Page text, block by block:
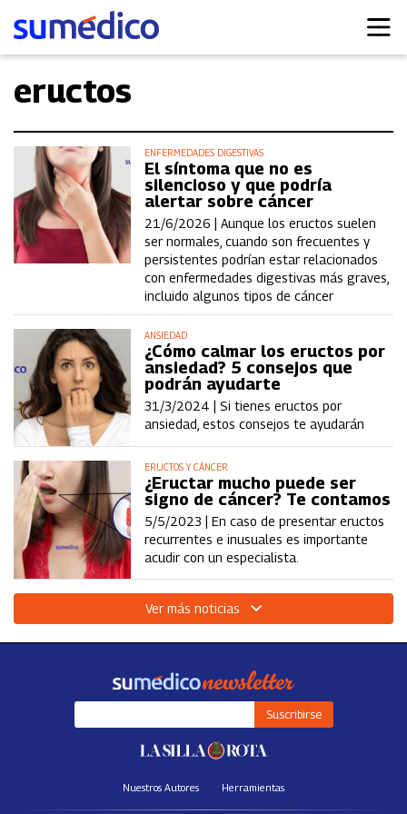
eructos
ENFERMEDADES DIGESTIVAS
El síntoma que no es
silencioso y que podría
alertar sobre cáncer
21/6/2026 |Aunque los eructos suelen
ser normales, cuando son frecuentes y
persistentes podrían estar relacionados
con enfermedades digestivas más graves,
incluido algunos tipos de cáncer
ANSIEDAD
¿Cómo calmar los eructos por
ansiedad? 5 consejos que
podrán ayudarte
31/3/2024 |Si tienes eructos por
ansiedad, estos consejos te ayudarán
ERUCTOS Y CÁNCER
¿Eructar mucho puede ser
signo de cáncer? Te contamos
5/5/2023 |En caso de presentar eructos
recurrentes e inusuales es importante
acudir con un especialista.
Ver más noticias
Nuestros Autores Herramientas